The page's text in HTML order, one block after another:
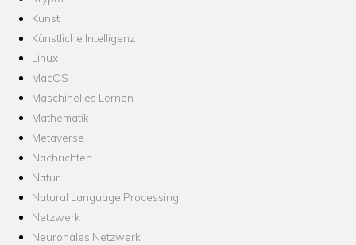
Kunst
Künstliche Intelligenz
Linux
MacOS
Maschinelles Lernen
Mathematik
Metaverse
Nachrichten
Natur
Natural Language Processing
Netzwerk
Neuronales Netzwerk